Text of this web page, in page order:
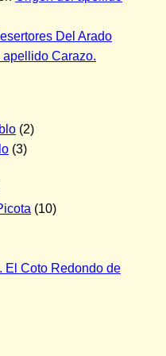
Del Arado
Carazo.
(2)
(3)
(10)
Coto Redondo de